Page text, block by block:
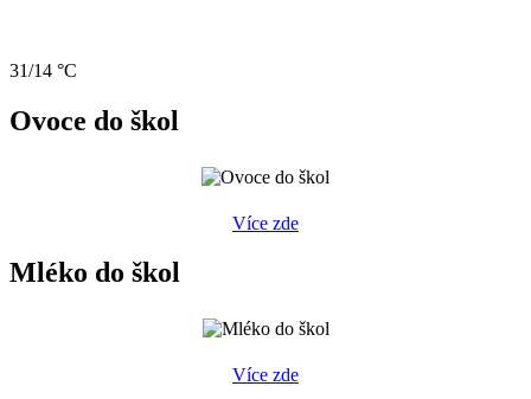
31/14 °C
Ovoce do škol
Více zde
Mléko do škol
Více zde